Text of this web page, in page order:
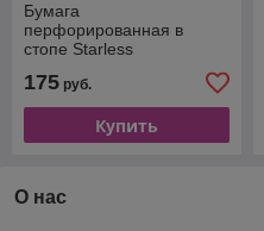
Бумага
перфорированная в
стопе Starless
неотрывная
175 руб.
Купить
О нас